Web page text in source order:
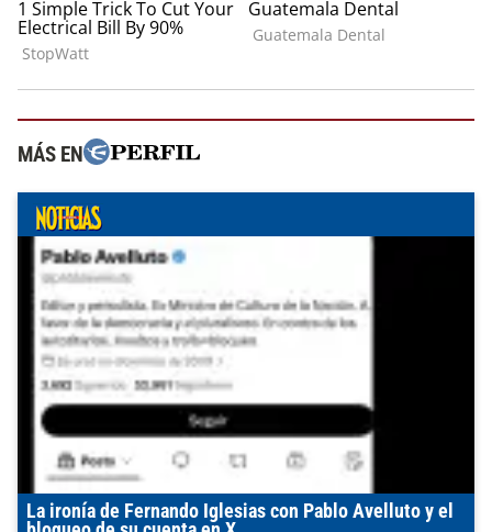
MÁS EN
La ironía de Fernando Iglesias con Pablo Avelluto y el